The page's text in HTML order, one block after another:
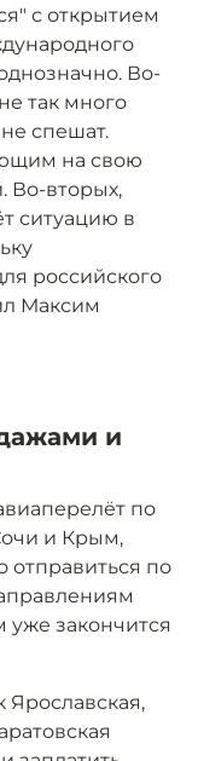
с открытием
Во-
так много
спешат.
на свою
Во-вторых,
ситуацию в
российского
Максим
и
по
и Крым,
отправиться по
уже закончится
Ярославская,